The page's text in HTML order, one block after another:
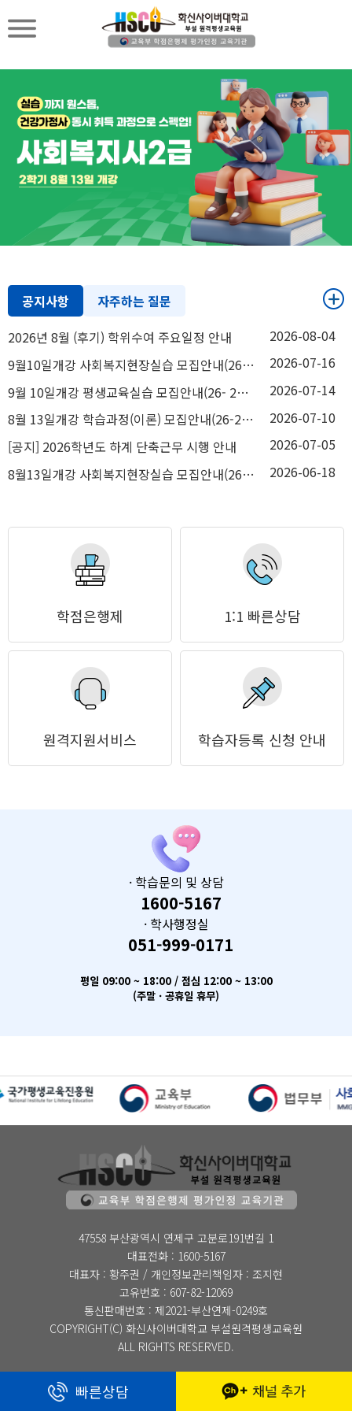
빠른상담
공지사항
자주하는 질문
2026년 8월 (후기) 학위수여 주요일정 안내
2026-08-04
9월10일개강 사회복지현장실습 모집안내(26-2학기4차)
2026-07-16
9월 10일개강 평생교육실습 모집안내(26- 2학기4차)
2026-07-14
8월 13일개강 학습과정(이론) 모집안내(26-2학기 3차)
2026-07-10
[공지] 2026학년도 하계 단축근무 시행 안내
2026-07-05
8월13일개강 사회복지현장실습 모집안내(26- 2학기3차)
2026-06-18
학점은행제 1:1 빠른상담
원격지원서비스 학습자등록 신청 안내
· 학습문의 및 상담
1600-5167
· 학사행정실
051-999-0171
평일 09:00 ~ 18:00 / 점심 12:00 ~ 13:00
(주말 · 공휴일 휴무)
47558 부산광역시 연제구 고분로191번길 1
대표전화 : 1600-5167
대표자 : 황주권 / 개인정보관리책임자 : 조지현
고유번호 : 607-82-12069
통신판매번호 : 제2021-부산연제-0249호
COPYRIGHT(C) 화신사이버대학교 부설원격평생교육원
ALL RIGHTS RESERVED.